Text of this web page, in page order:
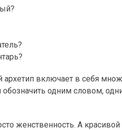
архетип включает в себя
обозначить одним словом,
женственность. А